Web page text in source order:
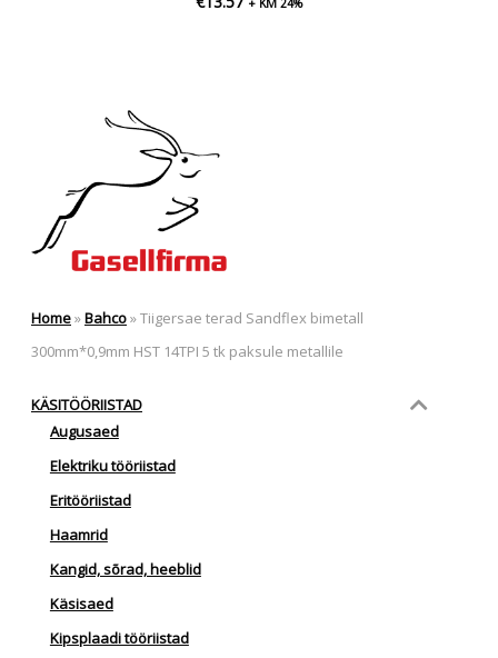
+ KM 24%
Home»Bahco»Tiigersae terad Sandflex bimetall
300mm*0,9mm HST 14TPI 5 tk paksule metallile
KÄSITÖÖRIISTAD
Augusaed
Elektriku tööriistad
Eritööriistad
Haamrid
Kangid, sõrad, heeblid
Käsisaed
Kipsplaadi tööriistad